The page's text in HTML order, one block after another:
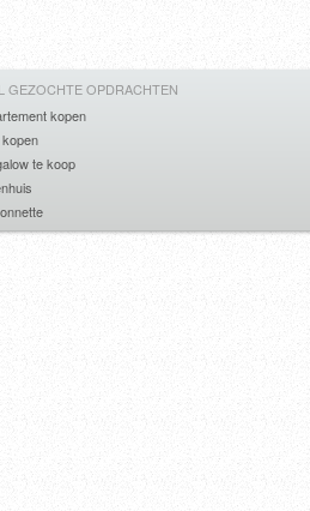
GEZOCHTE OPDRACHTEN
kopen
te koop